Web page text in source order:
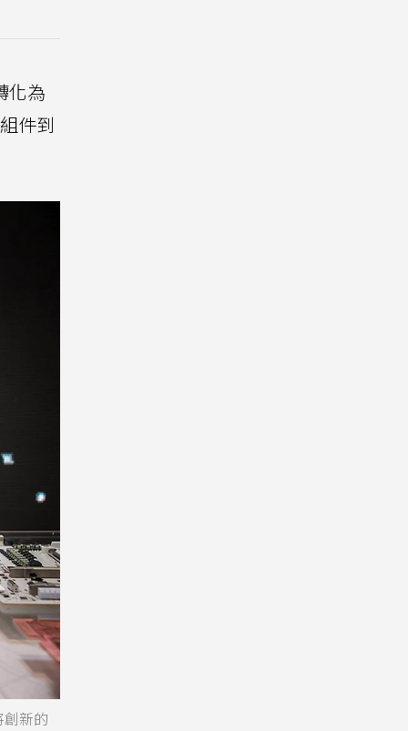
化為
件到
新的